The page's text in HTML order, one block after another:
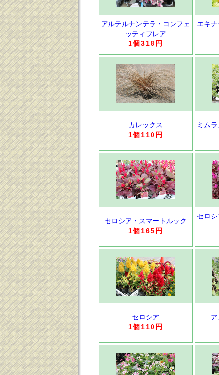
アルテルナンテラ・コンフェ
ッティフレア
1個318円
エキ
カレックス
1個110円
ミム
セロシア・スマートルック
1個165円
セロ
セロシア
1個110円